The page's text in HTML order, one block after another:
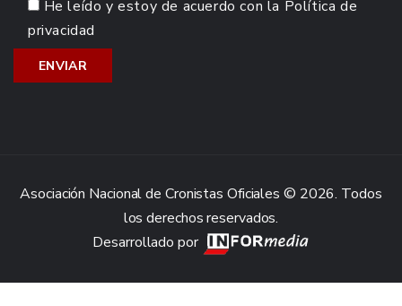
He leído y estoy de acuerdo con la Política de
privacidad
Asociación Nacional de Cronistas Oficiales © 2026. Todos
los derechos reservados.
Desarrollado por